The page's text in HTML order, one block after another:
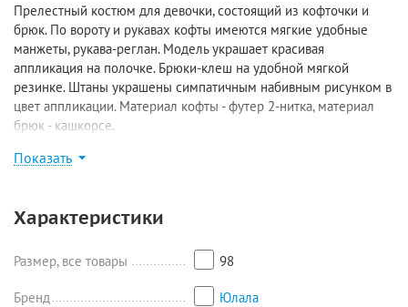
Прелестный костюм для девочки, состоящий из кофточки и
брюк. По вороту и рукавах кофты имеются мягкие удобные
манжеты, рукава-реглан. Модель украшает красивая
аппликация на полочке. Брюки-клеш на удобной мягкой
резинке. Штаны украшены симпатичным набивным рисунком в
цвет аппликации. Материал кофты - футер 2-нитка, материал
брюк - кашкорсе.
Размер 92: кофта - длина 36,5 см, ширина 37,5 см, рукав 21 см,
Размер 98: кофта - длина 38 см, ширина 39 см, рукав 22,5 см,
Размер 104: кофта - длина 39 см, ширина 40 см, рукав 23,5 см,
Размер 110: кофта - длина 39,5 см, ширина 41 см, рукав 26 см,
Показать
Характеристики
Размер, все товары 98
Бренд Юлала